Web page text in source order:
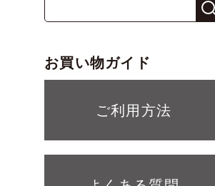
お買い物ガイド
ご利用方法